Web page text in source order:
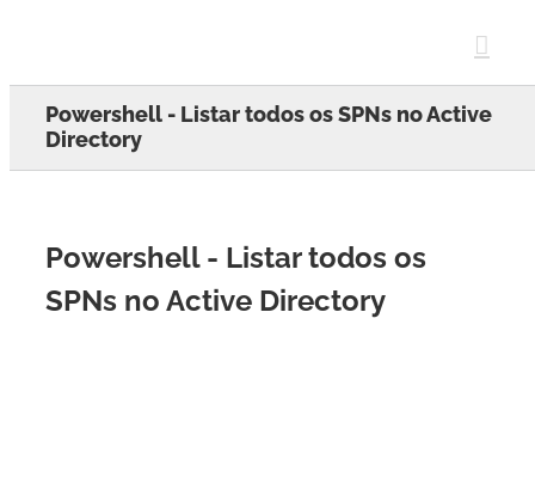
Powershell - Listar todos os SPNs no Active
Directory
Powershell - Listar todos os
SPNs no Active Directory